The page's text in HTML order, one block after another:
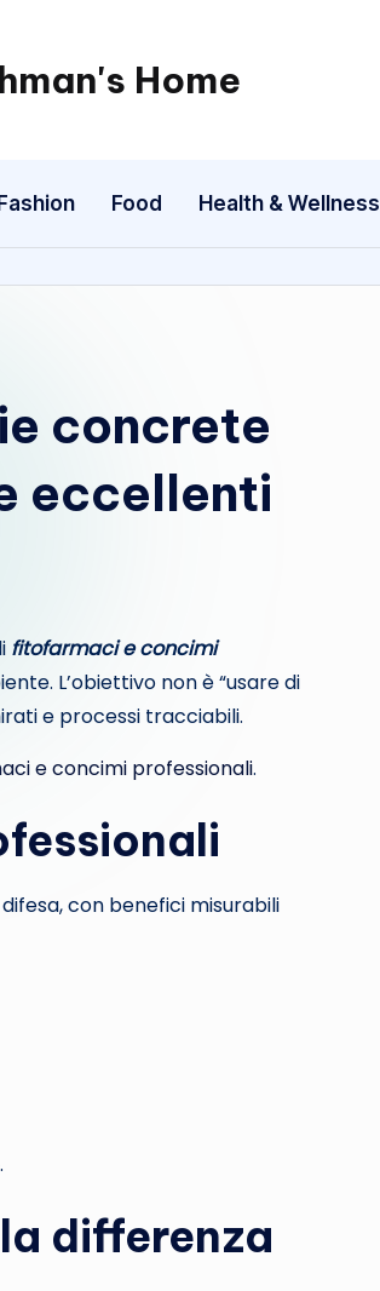
Home
Spiritual
exploring
it
Food Health & Wellness
concrete
eccellenti
fitofarmaci e concimi
L’obiettivo non è “usare di
e processi tracciabili.
e concimi professionali.
con benefici misurabili
differenza